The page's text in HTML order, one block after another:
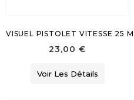
VISUEL PISTOLET VITESSE 25 M
23,00 €
Voir Les Détails